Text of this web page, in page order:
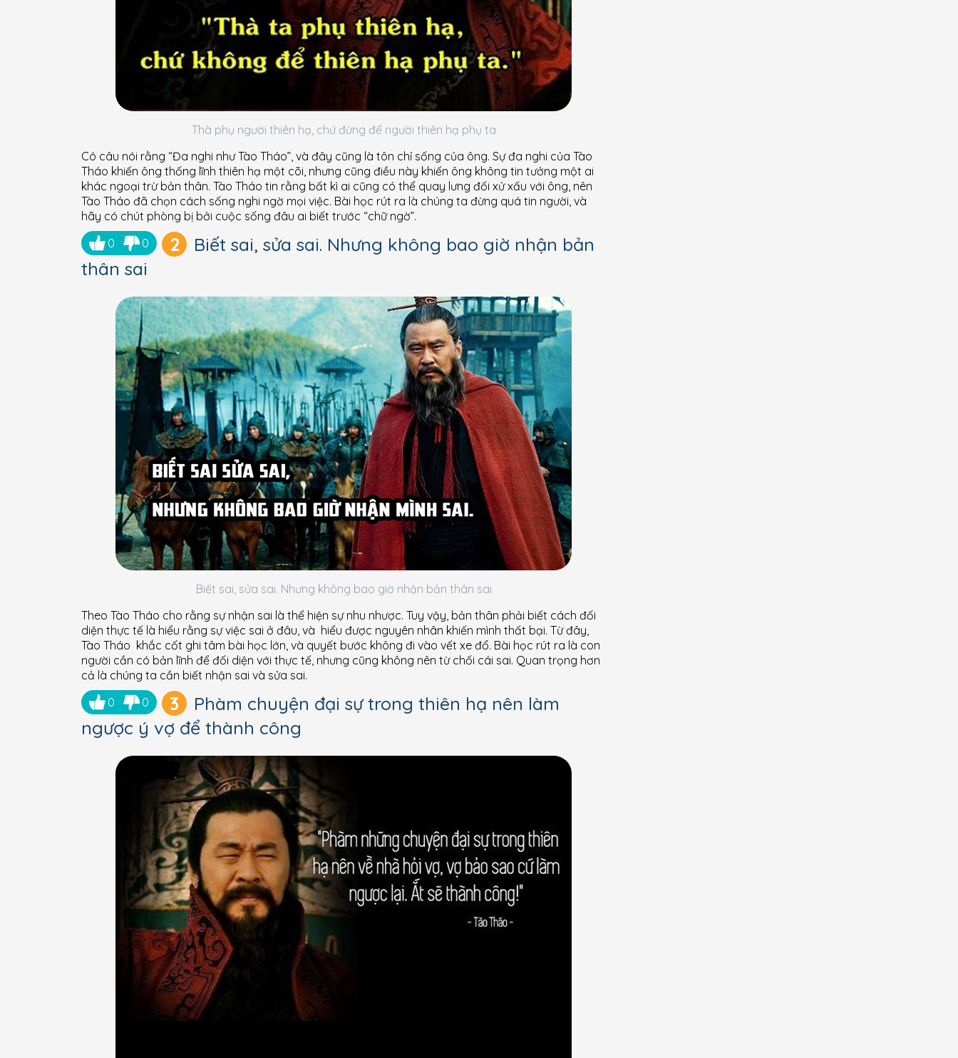
Thà phụ người thiên hạ, chứ đừng để người thiên hạ phụ ta
Có câu nói rằng “Đa nghi như Tào Tháo”, và đây cũng là tôn chỉ sống của ông. Sự đa nghi của Tào
Tháo khiến ông thống lĩnh thiên hạ một cõi, nhưng cũng điều này khiến ông không tin tưởng một ai
khác ngoại trừ bản thân. Tào Tháo tin rằng bất kì ai cũng có thể quay lưng đối xử xấu với ông, nên
Tào Tháo đã chọn cách sống nghi ngờ mọi việc. Bài học rút ra là chúng ta đừng quá tin người, và
hãy có chút phòng bị bởi cuộc sống đâu ai biết trước “chữ ngờ”.
0
0 2
Biết sai, sửa sai. Nhưng không bao giờ nhận bản
thân sai
Biết sai, sửa sai. Nhưng không bao giờ nhận bản thân sai
Theo Tào Tháo cho rằng sự nhận sai là thể hiện sự nhu nhược. Tuy vậy, bản thân phải biết cách đối
diện thực tế là hiểu rằng sự việc sai ở đâu, và hiểu được nguyên nhân khiến mình thất bại. Từ đây,
Tào Tháo khắc cốt ghi tâm bài học lớn, và quyết bước không đi vào vết xe đổ. Bài học rút ra là con
người cần có bản lĩnh để đối diện với thực tế, nhưng cũng không nên từ chối cái sai. Quan trọng hơn
cả là chúng ta cần biết nhận sai và sửa sai.
0
0 3
Phàm chuyện đại sự trong thiên hạ nên làm
ngược ý vợ để thành công